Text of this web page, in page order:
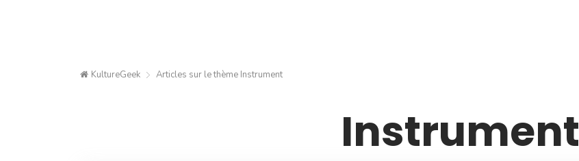
KultureGeek Articles sur le thème Instrument
Instrument